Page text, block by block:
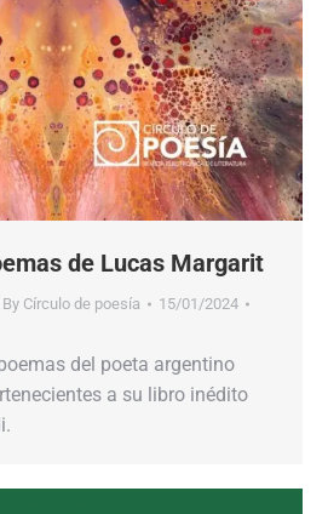
de Lucas Margarit
By Círculo de poesía
15/01/2024
del poeta argentino
a su libro inédito